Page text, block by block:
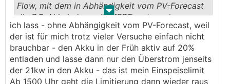
. .
Flow, mit dem in Abhändigkeit vom PV-Forecast
die DC-Akkuladung viaMPPTerst zu einem
späteren Zeitpunkt beginnt und damit z.B. am
Vormittag bis 10:30 Uhr derMPPT-Ertrag via
MultiPlus direkt ins Netz geht und erst danach in
den Speicher?
ich lass - ohne Abhängigkeit vom PV-Forecast, weil
der ist für mich trotz vieler Versuche einfach nicht
brauchbar - den Akku in der Früh aktiv auf 20%
entladen und lasse dann nur den Überstrom jenseits
der 21kw in den Akku - das ist mein Einspeiselimit
Ab 1500 Uhr geht die Limitierung dann wieder raus